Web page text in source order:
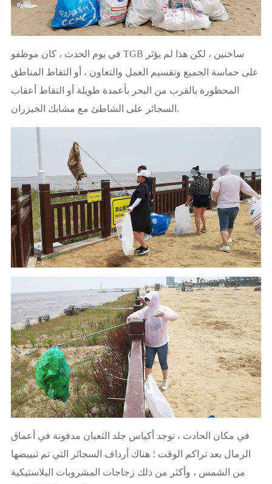
في يوم الحدث ، كان موظفو TGB ساخنين ، لكن هذا لم يؤثر
على حماسة الجميع وتقسيم العمل والتعاون ، أو التقاط المناطق
المحظورة بالقرب من البحر بأعمدة طويلة أو التقاط أعقاب
السجائر على الشاطئ مع مشابك الخيزران.
في مكان الحادث ، توجد أكياس جلد الثعبان مدفونة في أعماق
الرمال بعد تراكم الوقت ؛ هناك أرداف السجائر التي تم تبييضها
من الشمس ، وأكثر من ذلك زجاجات المشروبات البلاستيكية